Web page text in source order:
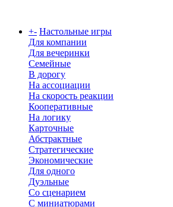
+- Настольные игры
Для компании
Для вечеринки
Семейные
В дорогу
На ассоциации
На скорость реакции
Кооперативные
На логику
Карточные
Абстрактные
Стратегические
Экономические
Для одного
Дуэльные
Со сценарием
С миниатюрами